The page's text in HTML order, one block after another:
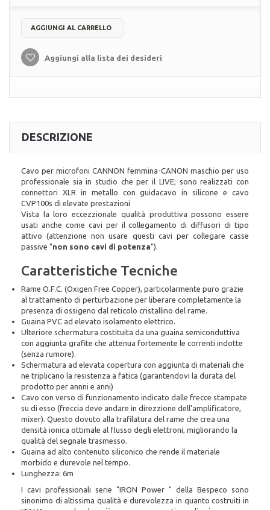
AGGIUNGI AL CARRELLO
Aggiungi alla lista dei desideri
DESCRIZIONE
Cavo per microfoni CANNON femmina-CANON maschio per uso
professionale sia in studio che per il LIVE; sono realizzati con
connettori XLR in metallo con guidacavo in silicone e cavo
CVP100s di elevate prestazioni
Vista la loro eccezzionale qualità produttiva possono essere
usati anche come cavi per il collegamento di diffusori di tipo
attivo (attenzione non usare questi cavi per collegare casse
passive "non sono cavi di potenza").
Caratteristiche Tecniche
Rame O.F.C. (Oxigen Free Copper), particolarmente puro grazie
al trattamento di perturbazione per liberare completamente la
presenza di ossigeno dal reticolo cristallino del rame.
Guaina PVC ad elevato isolamento elettrico.
Ulteriore schermatura costituita da una guaina semiconduttiva
con aggiunta grafite che attenua fortemente le correnti indotte
(senza rumore).
Schermatura ad elevata copertura con aggiunta di materiali che
ne triplicano la resistenza a fatica (garantendovi la durata del
prodotto per annni e anni)
Cavo con verso di funzionamento indicato dalle frecce stampate
su di esso (freccia deve andare in direzzione dell'amplificatore,
mixer). Questo dovuto alla trafilatura del rame che crea una
densità ionica ottimale al flusso degli elettroni, migliorando la
qualità del segnale trasmesso.
Guaina ad alto contenuto siliconico che rende il materiale
morbido e durevole nel tempo.
Lunghezza: 6m
I cavi professionali serie "IRON Power " della Bespeco sono
sinonimo di altissima qualità e durevolezza in quantocostruiti in